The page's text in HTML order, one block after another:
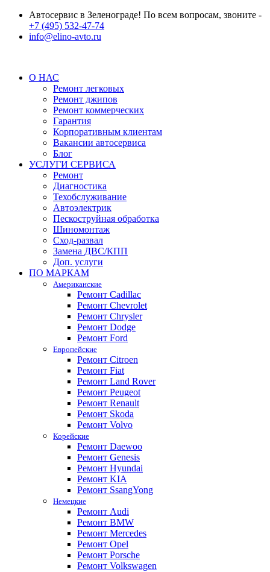
Автосервис в Зеленограде! По всем вопросам, звоните -
+7 (495) 532-47-74
info@elino-avto.ru
О НАС
Ремонт легковых
Ремонт джипов
Ремонт коммерческих
Гарантия
Корпоративным клиентам
Вакансии автосервиса
Блог
УСЛУГИ СЕРВИСА
Ремонт
Диагностика
Техобслуживание
Автоэлектрик
Пескоструйная обработка
Шиномонтаж
Сход-развал
Замена ДВС/КПП
Доп. услуги
ПО МАРКАМ
Американские
Ремонт Cadillac
Ремонт Chevrolet
Ремонт Chrysler
Ремонт Dodge
Ремонт Ford
Европейские
Ремонт Citroen
Ремонт Fiat
Ремонт Land Rover
Ремонт Peugeot
Ремонт Renault
Ремонт Skoda
Ремонт Volvo
Корейские
Ремонт Daewoo
Ремонт Genesis
Ремонт Hyundai
Ремонт KIA
Ремонт SsangYong
Немецкие
Ремонт Audi
Ремонт BMW
Ремонт Mercedes
Ремонт Opel
Ремонт Porsche
Ремонт Volkswagen